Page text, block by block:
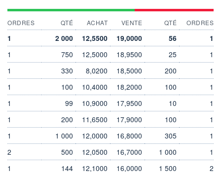
12h31 15h02 17h33
14,0
Instruments de placement
13,8500
13,7000
+ BAS
13,5000
ORDRES QTÉ ACHAT VENTE QTÉ ORDRES
1 2 000 12,5500 19,0000 56
1
1
750 12,5000 18,9500 25
1
1
330 8,0200 18,5000 200
1
1
100 10,4000 18,2000 100
1
1
99 10,9000 17,9500 10
1
1
200 11,6500 17,9000 100
1
1
1 000 12,0000 16,8000 305
1
2
500 12,0500 16,7000 1 000
1
1
144 12,1000 16,0000 1 500
2